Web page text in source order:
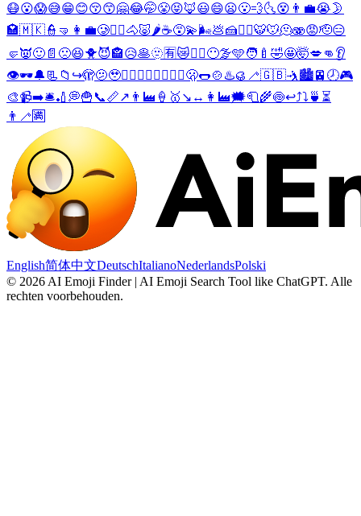
😷😮😱😅😁😊😚😙🤗😂🤭😤😝🦊😃😄😦😮‍💨🌜😵 👨‍💼😭🌛
🏩🇲🇰👮 🤜 👩‍💼🥲🤦‍♂️🐴🐷 🌶️☕😵‍💫🌬️💩🍰🤦‍♀️🐯🐭🫠🫨😡🫡😑
🤛👿🙂 📄 🙁😆🐥😈🏤😥🥞🫥🈶😿👮‍♂️😶‍🌫️🩵🧑‍🍼 🤣🤩🤯💋 👊 👂
👁️🕶️🔔 📃 📁 ↪️🫣🫤🥹❤️‍🔥 🍪 🐼 🦀 🌈 🙎 🏣🫢🌭🍲 ♨️🥮 🦯🇬🇧🤺 🏙️🚈 🕗🎮
🎨📹➡️🛎️🏏 💭🍟 📞📏↗️ 👨‍🏭 🍦 🥇 ↘️ ↔️ 👩‍🏭🗯️🧻🌾🍥↩️⤴️⤵️ 🍵 ⏳
👨‍🦯 🈵
English简体中文DeutschItalianoNederlandsPolski
© 2026 AI Emoji Finder | AI Emoji Search Tool like ChatGPT. Alle
rechten voorbehouden.